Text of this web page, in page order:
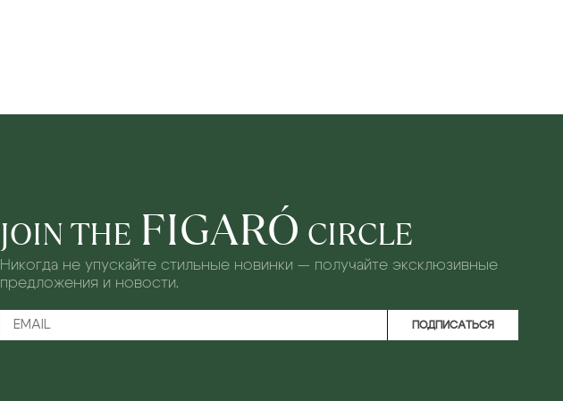
JOIN THE FIGARÓ CIRCLE
Никогда не упускайте стильные новинки — получайте эксклюзивные
предложения и новости.
ПОДПИСАТЬСЯ